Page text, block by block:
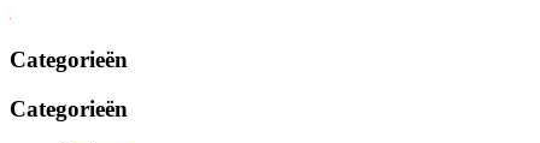
Categorieën
Categorieën